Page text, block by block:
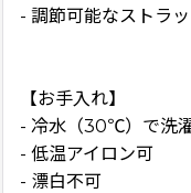
- 調節可能なストラ
【お手入れ】
- 冷水（30℃）で洗
- 低温アイロン可
- 漂白不可